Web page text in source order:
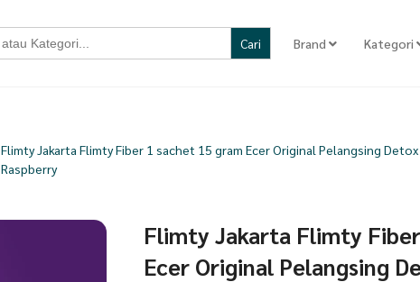
Brand Kategori
Flimty Jakarta Flimty Fiber 1 sachet 15 gram Ecer Original Pelangsing
Raspberry
Flimty Jakarta Flimty
Ecer Original Pelangsing